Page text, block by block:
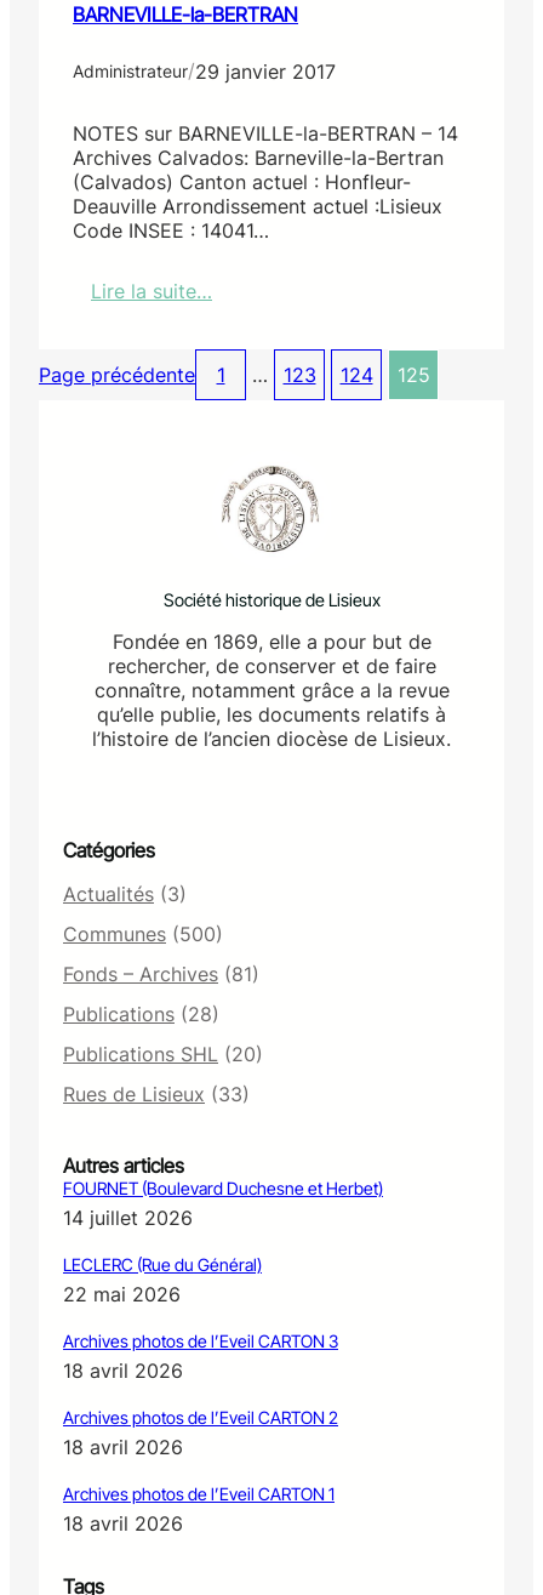
A
N
6
1
BARNEVILLE-la-BERTRAN
Administrateur/29 janvier 2017
NOTES sur BARNEVILLE-la-BERTRAN – 14
Archives Calvados: Barneville-la-Bertran
(Calvados) Canton actuel : Honfleur-
Deauville Arrondissement actuel :Lisieux
Code INSEE : 14041…
Lire la suite…
A
R
l
a
-
B
E
R
T
Page précédente 1 … 123 124 125
Société historique de Lisieux
Fondée en 1869, elle a pour but de
rechercher, de conserver et de faire
connaître, notamment grâce a la revue
qu’elle publie, les documents relatifs à
l’histoire de l’ancien diocèse de Lisieux.
Catégories
Actualités (3)
Communes (500)
Fonds – Archives (81)
Publications (28)
Publications SHL (20)
Rues de Lisieux (33)
Autres articles
FOURNET (Boulevard Duchesne et Herbet)
14 juillet 2026
LECLERC (Rue du Général)
22 mai 2026
Archives photos de l’Eveil CARTON 3
18 avril 2026
Archives photos de l’Eveil CARTON 2
18 avril 2026
Archives photos de l’Eveil CARTON 1
18 avril 2026
Tags